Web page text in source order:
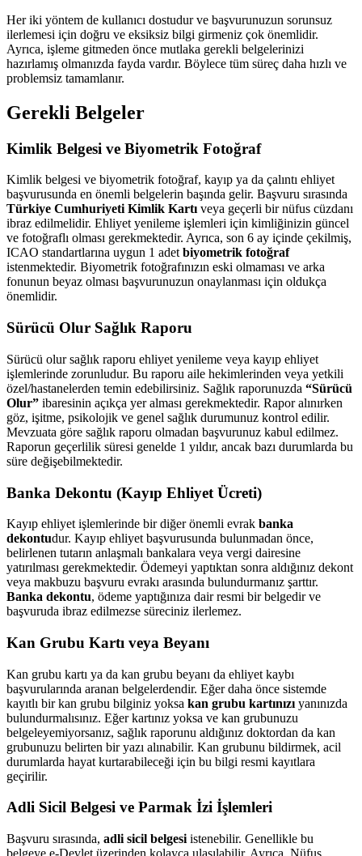
Her iki yöntem de kullanıcı dostudur ve başvurunuzun sorunsuz
ilerlemesi için doğru ve eksiksiz bilgi girmeniz çok önemlidir.
Ayrıca, işleme gitmeden önce mutlaka gerekli belgelerinizi
hazırlamış olmanızda fayda vardır. Böylece tüm süreç daha hızlı ve
problemsiz tamamlanır.
Gerekli Belgeler
Kimlik Belgesi ve Biyometrik Fotoğraf
Kimlik belgesi ve biyometrik fotoğraf, kayıp ya da çalıntı ehliyet
başvurusunda en önemli belgelerin başında gelir. Başvuru sırasında
Türkiye Cumhuriyeti Kimlik Kartı veya geçerli bir nüfus cüzdanı
ibraz edilmelidir. Ehliyet yenileme işlemleri için kimliğinizin güncel
ve fotoğraflı olması gerekmektedir. Ayrıca, son 6 ay içinde çekilmiş,
ICAO standartlarına uygun 1 adet biyometrik fotoğraf
istenmektedir. Biyometrik fotoğrafınızın eski olmaması ve arka
fonunun beyaz olması başvurunuzun onaylanması için oldukça
önemlidir.
Sürücü Olur Sağlık Raporu
Sürücü olur sağlık raporu ehliyet yenileme veya kayıp ehliyet
işlemlerinde zorunludur. Bu raporu aile hekimlerinden veya yetkili
özel/hastanelerden temin edebilirsiniz. Sağlık raporunuzda “Sürücü
Olur” ibaresinin açıkça yer alması gerekmektedir. Rapor alınırken
göz, işitme, psikolojik ve genel sağlık durumunuz kontrol edilir.
Mevzuata göre sağlık raporu olmadan başvurunuz kabul edilmez.
Raporun geçerlilik süresi genelde 1 yıldır, ancak bazı durumlarda bu
süre değişebilmektedir.
Banka Dekontu (Kayıp Ehliyet Ücreti)
Kayıp ehliyet işlemlerinde bir diğer önemli evrak banka
dekontudur. Kayıp ehliyet başvurusunda bulunmadan önce,
belirlenen tutarın anlaşmalı bankalara veya vergi dairesine
yatırılması gerekmektedir. Ödemeyi yaptıktan sonra aldığınız dekont
veya makbuzu başvuru evrakı arasında bulundurmanız şarttır.
Banka dekontu, ödeme yaptığınıza dair resmi bir belgedir ve
başvuruda ibraz edilmezse süreciniz ilerlemez.
Kan Grubu Kartı veya Beyanı
Kan grubu kartı ya da kan grubu beyanı da ehliyet kaybı
başvurularında aranan belgelerdendir. Eğer daha önce sistemde
kayıtlı bir kan grubu bilginiz yoksa kan grubu kartınızı yanınızda
bulundurmalısınız. Eğer kartınız yoksa ve kan grubunuzu
belgeleyemiyorsanız, sağlık raporunu aldığınız doktordan da kan
grubunuzu belirten bir yazı alınabilir. Kan grubunu bildirmek, acil
durumlarda hayat kurtarabileceği için bu bilgi resmi kayıtlara
geçirilir.
Adli Sicil Belgesi ve Parmak İzi İşlemleri
Başvuru sırasında, adli sicil belgesi istenebilir. Genellikle bu
belgeye e-Devlet üzerinden kolayca ulaşılabilir. Ayrıca, Nüfus